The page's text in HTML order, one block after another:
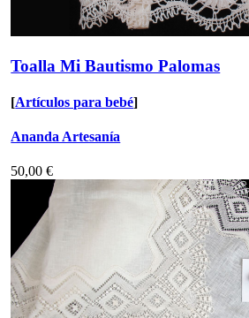
Toalla Mi Bautismo Palomas
[Artículos para bebé]
Ananda Artesanía
50,00 €